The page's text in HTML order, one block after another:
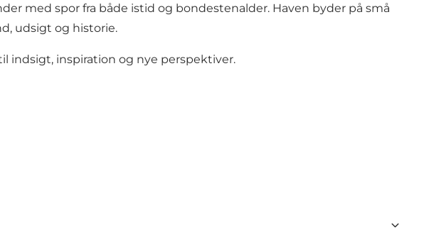
med spor fra både istid og bondestenalder. Haven byder på små
udsigt og historie.
indsigt, inspiration og nye perspektiver.